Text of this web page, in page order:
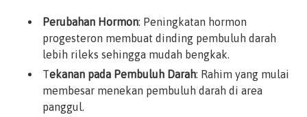
Perubahan Hormon: Peningkatan hormon
progesteron membuat dinding pembuluh darah
lebih rileks sehingga mudah bengkak.
Tekanan pada Pembuluh Darah: Rahim yang mulai
membesar menekan pembuluh darah di area
panggul.